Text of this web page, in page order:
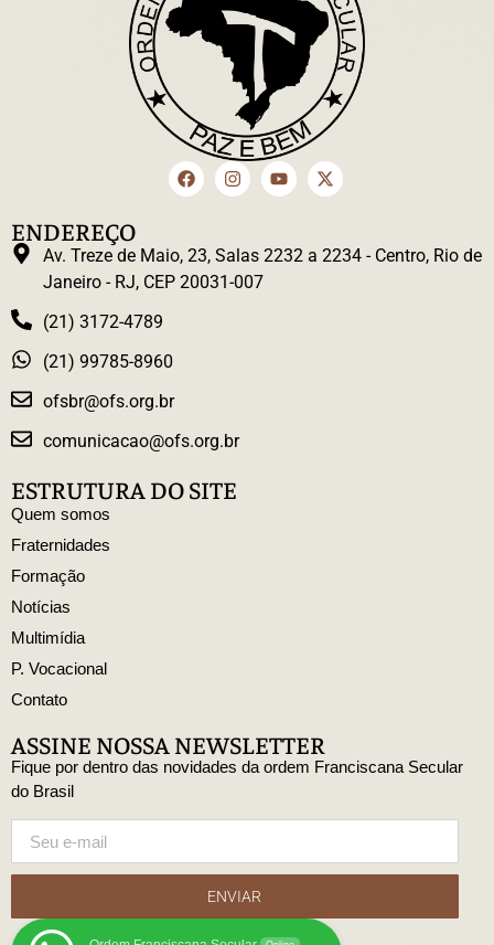
ENDEREÇO
Av. Treze de Maio, 23, Salas 2232 a 2234 - Centro, Rio de
Janeiro - RJ, CEP 20031-007
(21) 3172-4789
(21) 99785-8960
ofsbr@ofs.org.br
comunicacao@ofs.org.br
ESTRUTURA DO SITE
Quem somos
Fraternidades
Formação
Notícias
Multimídia
P. Vocacional
Contato
ASSINE NOSSA NEWSLETTER
Fique por dentro das novidades da ordem Franciscana Secular
do Brasil
ENVIAR